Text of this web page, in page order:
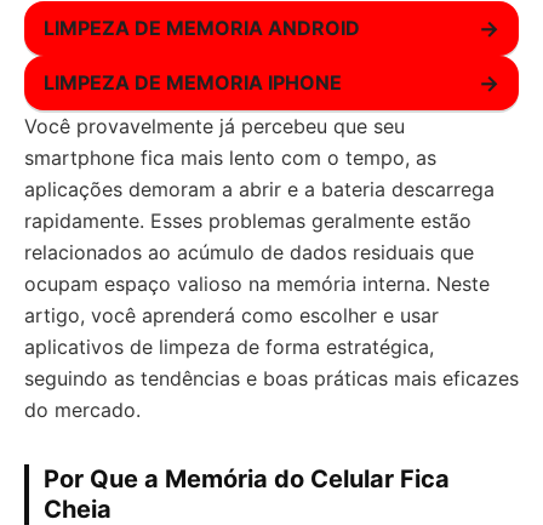
LIMPEZA DE MEMORIA ANDROID →
LIMPEZA DE MEMORIA IPHONE →
Você provavelmente já percebeu que seu
smartphone fica mais lento com o tempo, as
aplicações demoram a abrir e a bateria descarrega
rapidamente. Esses problemas geralmente estão
relacionados ao acúmulo de dados residuais que
ocupam espaço valioso na memória interna. Neste
artigo, você aprenderá como escolher e usar
aplicativos de limpeza de forma estratégica,
seguindo as tendências e boas práticas mais eficazes
do mercado.
Por Que a Memória do Celular Fica
Cheia